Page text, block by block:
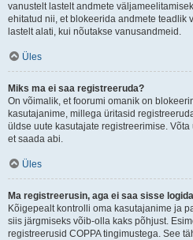
vanustelt lastelt andmete
ehitatud nii, et blokeerida andmete teadlik
lastelt alati, kui nõutakse vanusandmeid.
Üles
Miks ma ei saa registreeruda?
On võimalik, et foorumi omanik on
kasutajanime, millega üritasid
üldse uute kasutajate registreerimise.
et saada abi.
Üles
Ma registreerusin, aga ei saa sisse
Kõigepealt kontrolli oma kasutajanime ja
siis järgmiseks võib-olla kaks põhjust.
registreerusid COPPA tingimustega. See